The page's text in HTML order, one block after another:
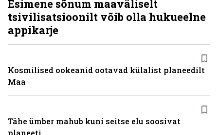
Esimene sõnum maaväliselt
tsivilisatsioonilt võib olla hukueelne
appikarje
Kosmilised ookeanid ootavad külalist planeedilt
Maa
Tähe ümber mahub kuni seitse elu soosivat
planeeti